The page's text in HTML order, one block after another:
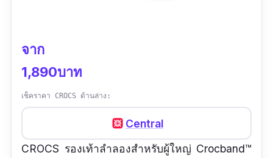
จาก
1,890บาท
เช็คราคา CROCS ด้านล่าง:
Central
CROCS รองเท้าลำลองสำหรับผู้ใหญ่ Crocband™